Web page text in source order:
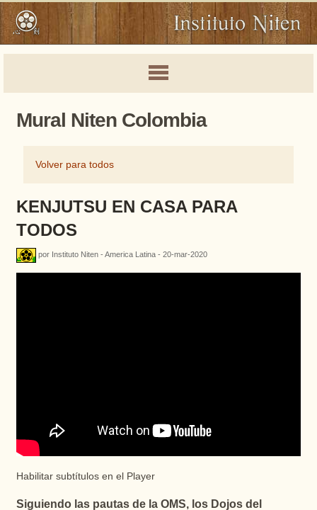
Mural Niten Colombia
Volver para todos
KENJUTSU EN CASA PARA
TODOS
por Instituto Niten - America Latina - 20-mar-2020
Habilitar subtítulos en el Player
Siguiendo las pautas de la OMS, los Dojos del